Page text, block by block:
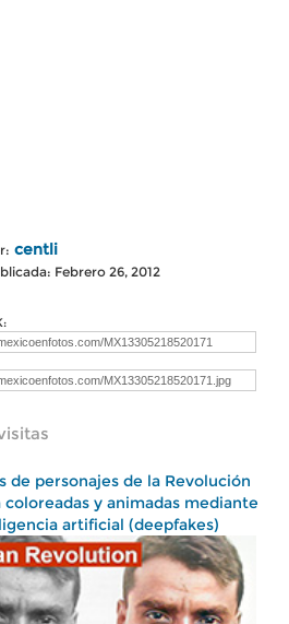
centli
Febrero 26, 2012
de personajes de la Revolución
coloreadas y animadas mediante
artificial (deepfakes)